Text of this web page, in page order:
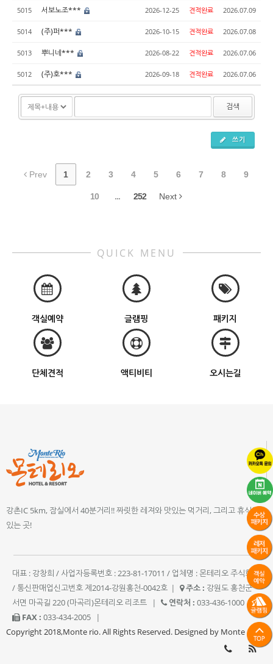
5015 서보노조*** 2026-12-25 견적완료 2026.07.09
5014 (주)퍼*** 2026-10-15 견적완료 2026.07.08
5013 뿌니네*** 2026-08-22 견적완료 2026.07.06
5012 (주)호*** 2026-09-18 견적완료 2026.07.06
검색
쓰기
Prev 1 2 3 4 5 6 7 8 9
10 ... 252 Next
QUICK MENU
객실예약 글램핑 패키지
단체견적 액티비티 오시는길
강촌IC 5km, 잠실에서 40분거리!! 짜릿한 레져와 맛있는 먹거리, 그리고 휴식이
있는 곳!
대표 : 강창희 / 사업자등록번호 : 223-81-17011 / 업체명 : 몬테리오 주식회사
/ 통신판매업신고번호 제2014-강원홍천-0042호 | 주소 : 강원도 홍천군
서면 마곡길 220 (마곡리)몬테리오 리조트
| 연락처 : 033-436-1000
|
FAX : 033-434-2005
|
Copyright 2018,Monte rio. All Rights Reserved. Designed by Monte rio.